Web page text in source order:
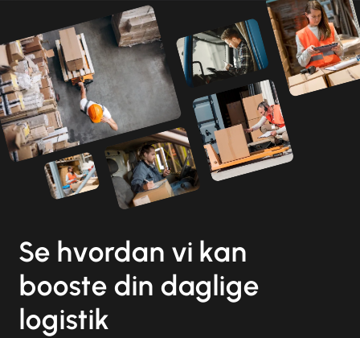
Se hvordan vi kan
booste din daglige
logistik